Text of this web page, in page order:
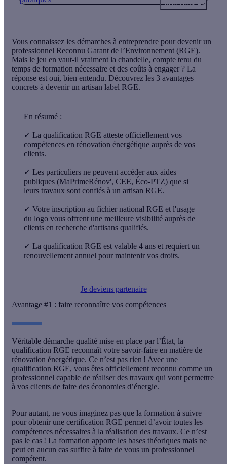
Voir plus
Vous connaissez les démarches à entreprendre pour devenir un
professionnel Reconnu Garant de l’Environnement (RGE).
Mais le jeu en vaut-il vraiment la chandelle, compte tenu du
temps de formation nécessaire et des coûts à engager ? La
réponse est oui, bien entendu. Découvrez les 3 avantages
concrets à devenir un artisan label RGE.
En résumé :
✓ La qualification RGE atteste officiellement vos
compétences en rénovation énergétique auprès de vos
clients.
✓ Les particuliers ne peuvent accéder aux aides
publiques (MaPrimeRénov', CEE, Éco-PTZ) que si
leurs travaux sont confiés à un artisan RGE.
✓ Votre inscription au fichier national RGE et l'usage
du logo vous offrent une meilleure visibilité auprès de
clients en recherche d'artisans qualifiés.
✓ La qualification RGE est valable 4 ans et requiert un
renouvellement annuel pour maintenir vos droits.
Je deviens partenaire
Avantage #1 : faire reconnaître vos compétences
Véritable démarche qualité mise en place par l’État, la
qualification RGE reconnaît votre savoir-faire en matière de
rénovation énergétique. Ce n’est pas rien ! Avec une
qualification RGE, vous êtes officiellement reconnu comme un
professionnel capable de réaliser des travaux qui vont permettre
à vos clients de faire des économies d’énergie.
Pour autant, ne vous imaginez pas que la formation à suivre
pour obtenir une certification RGE permet d’avoir toutes les
compétences nécessaires à la réalisation des travaux. Ce n’est
pas le cas ! La formation apporte les bases théoriques mais ne
peut en aucun cas suffire à faire de vous un professionnel
compétent.